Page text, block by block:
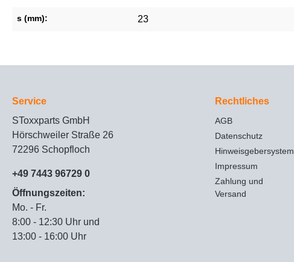
s (mm): 23
Service
SToxxparts GmbH
Hörschweiler Straße 26
72296 Schopfloch
+49 7443 96729 0
Öffnungszeiten:
Mo. - Fr.
8:00 - 12:30 Uhr und
13:00 - 16:00 Uhr
Rechtliches
AGB
Datenschutz
Hinweisgebersystem
Impressum
Zahlung und
Versand